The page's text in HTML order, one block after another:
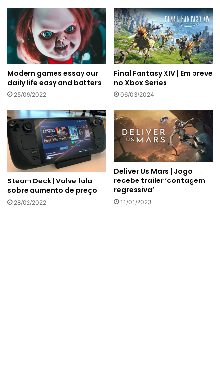
Modern games essay our
daily life easy and batters
25/09/2022
Final Fantasy XIV | Em breve
no Xbox Series
06/03/2024
Steam Deck | Valve fala
sobre aumento de preço
28/02/2022
Deliver Us Mars | Jogo
recebe trailer ‘contagem
regressiva’
11/01/2023